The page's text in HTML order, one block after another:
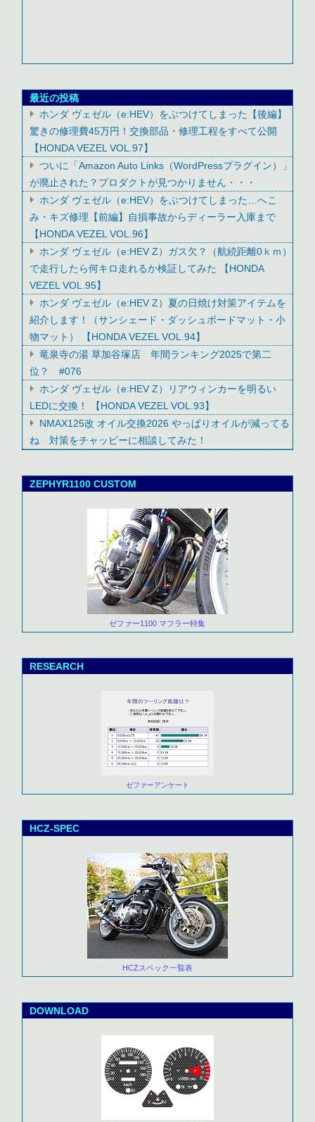
最近の投稿
ホンダ ヴェゼル（e:HEV）をぶつけてしまった【後編】
驚きの修理費45万円！交換部品・修理工程をすべて公開
【HONDA VEZEL VOL.97】
ついに「Amazon Auto Links（WordPressプラグイン）」
が廃止された？プロダクトが見つかりません・・・
ホンダ ヴェゼル（e:HEV）をぶつけてしまった…へこ
み・キズ修理【前編】自損事故からディーラー入庫まで
【HONDA VEZEL VOL.96】
ホンダ ヴェゼル（e:HEV Z）ガス欠？（航続距離0ｋｍ）
で走行したら何キロ走れるか検証してみた 【HONDA
VEZEL VOL.95】
ホンダ ヴェゼル（e:HEV Z）夏の日焼け対策アイテムを
紹介します！（サンシェード・ダッシュボードマット・小
物マット） 【HONDA VEZEL VOL.94】
竜泉寺の湯 草加谷塚店 年間ランキング2025で第二
位？ #076
ホンダ ヴェゼル（e:HEV Z）リアウィンカーを明るい
LEDに交換！ 【HONDA VEZEL VOL.93】
NMAX125改 オイル交換2026 やっぱりオイルが減ってる
ね 対策をチャッピーに相談してみた！
ZEPHYR1100 CUSTOM
ゼファー1100 マフラー特集
RESEARCH
ゼファーアンケート
HCZ-SPEC
HCZスペック一覧表
DOWNLOAD